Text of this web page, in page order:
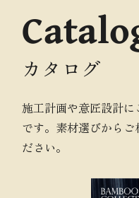
カタログ
施工計画や意匠設計
です。素材選びから
ださい。